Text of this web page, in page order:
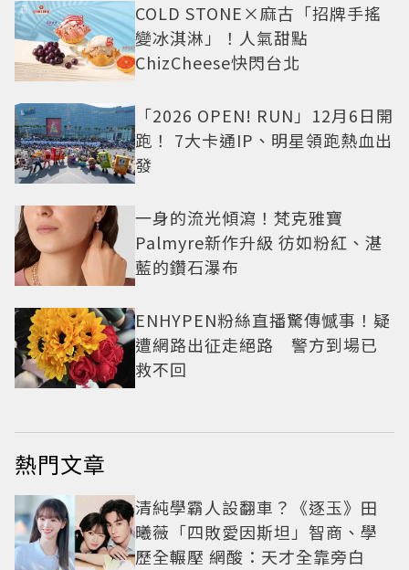
COLD STONE×麻古「招牌手搖
變冰淇淋」！人氣甜點
ChizCheese快閃台北
「2026 OPEN! RUN」12月6日開
跑！ 7大卡通IP、明星領跑熱血出
發
一身的流光傾瀉！梵克雅寶
Palmyre新作升級 彷如粉紅、湛
藍的鑽石瀑布
ENHYPEN粉絲直播驚傳憾事！疑
遭網路出征走絕路 警方到場已
救不回
熱門文章
清純學霸人設翻車？《逐玉》田
曦薇「四敗愛因斯坦」智商、學
歷全輾壓 網酸：天才全靠旁白